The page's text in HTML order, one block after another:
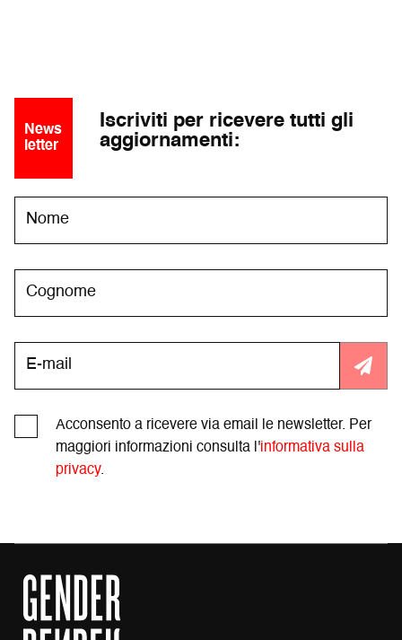
News
letter
Iscriviti per ricevere tutti gli
aggiornamenti:
Acconsento a ricevere via email le newsletter. Per
maggiori informazioni consulta l'informativa sulla
privacy.